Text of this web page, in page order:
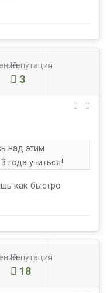
Репутация
3
над этим
года учиться!
как быстро
Репутация
18